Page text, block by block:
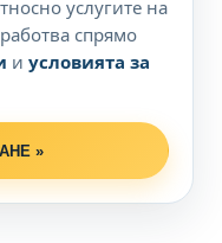
услугите на
спрямо
и условията за
»